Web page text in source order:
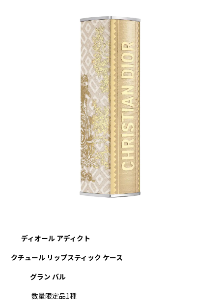
ディオール アディクト
クチュール リップスティック ケース
グラン バル
数量限定品1種